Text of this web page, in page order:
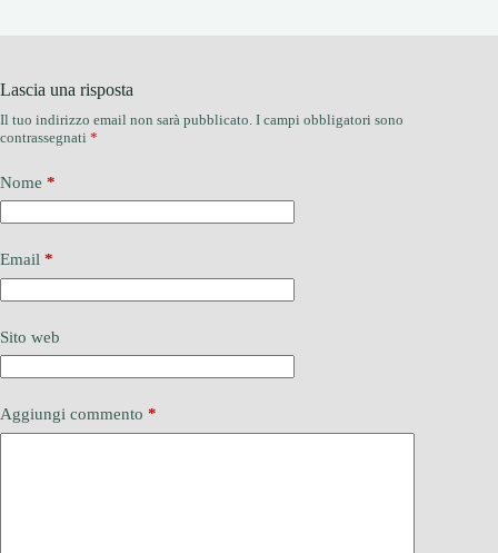
Lascia una risposta
Il tuo indirizzo email non sarà pubblicato. I campi obbligatori sono
contrassegnati *
Nome *
Email *
Sito web
Aggiungi commento *